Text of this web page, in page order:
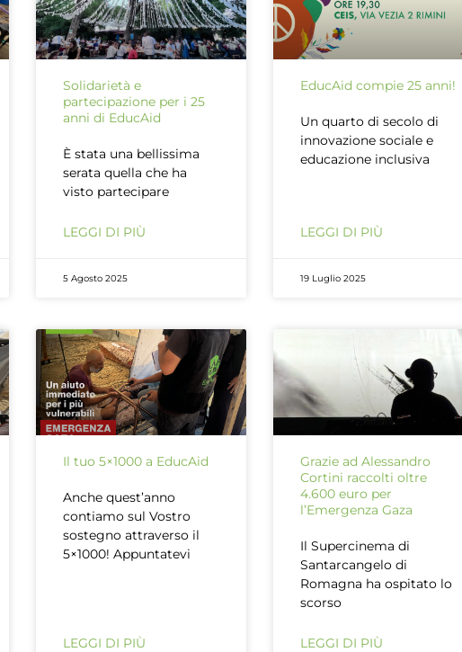
Solidarietà e
partecipazione per i 25
anni di EducAid
È stata una bellissima
serata quella che ha
visto partecipare
LEGGI DI PIÙ
5 Agosto 2025
EducAid compie 25 anni!
Un quarto di secolo di
innovazione sociale e
educazione inclusiva
LEGGI DI PIÙ
19 Luglio 2025
Il tuo 5×1000 a EducAid
Anche quest’anno
contiamo sul Vostro
sostegno attraverso il
5×1000! Appuntatevi
LEGGI DI PIÙ
Grazie ad Alessandro
Cortini raccolti oltre
4.600 euro per
l’Emergenza Gaza
Il Supercinema di
Santarcangelo di
Romagna ha ospitato lo
scorso
LEGGI DI PIÙ